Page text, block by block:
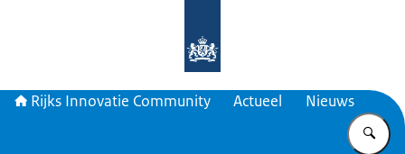
Rijks Innovatie Community Actueel Nieuws